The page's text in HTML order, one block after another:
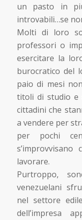
un pasto in
introvabili…se
Molti di loro
professori o
esercitare la
burocratico del
paio di mesi
titoli di studio e
cittadini che
a vendere per
per pochi
lavorare.
Purtroppo,
venezuelani
nel settore
dell’impresa